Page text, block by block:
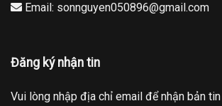
Email: sonnguyen050896@gmail.com
Đăng ký nhận tin
Vui lòng nhập địa chỉ email để nhận bản